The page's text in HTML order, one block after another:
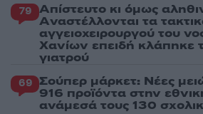
79 Απίστευτο κι όμως
Aναστέλλονται τα
αγγειοχειρουργού του
Χανίων επειδή κλάπηκε
γιατρού
69 Σούπερ μάρκετ: Νέες
916 προϊόντα στην
ανάμεσά τους 130